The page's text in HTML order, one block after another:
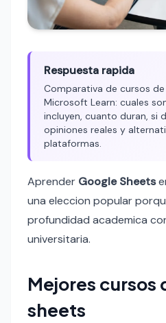
Respuesta rapida
Comparativa de cursos
Microsoft Learn: cuales
incluyen, cuanto duran, si
opiniones reales y
plataformas.
Aprender Google Sheets
una eleccion popular
profundidad academica
universitaria.
Mejores cursos
sheets